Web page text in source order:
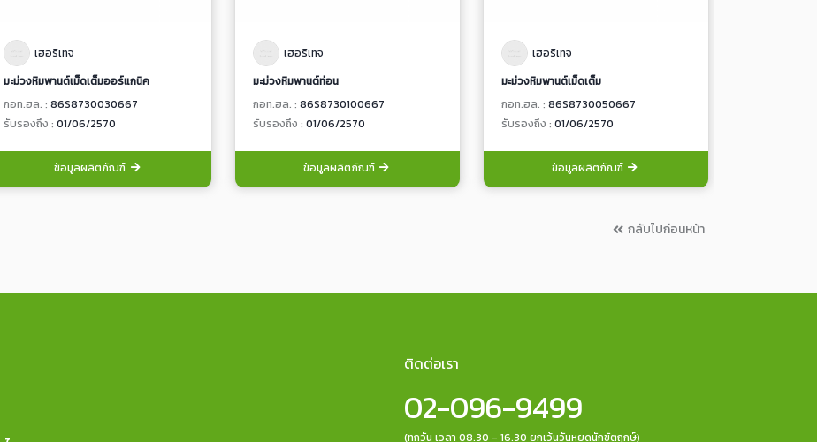
เฮอริเทจ
มะม่วงหิมพานต์เม็ดเต็มออร์แกนิค
กอท.ฮล. :86S8730030667
รับรองถึง :01/06/2570
ข้อมูลผลิตภัณฑ์
เฮอริเทจ
มะม่วงหิมพานต์ท่อน
กอท.ฮล. : 86S8730100667
รับรองถึง : 01/06/2570
ข้อมูลผลิตภัณฑ์
เฮอริเทจ
มะม่วงหิมพานต์เม็ดเต็ม
กอท.ฮล. : 86S8730050667
รับรองถึง : 01/06/2570
ข้อมูลผลิตภัณฑ์
กลับไปก่อนหน้า
ติดต่อเรา
02-096-9499
(ทุกวัน เวลา 08.30 - 16.30 ยกเว้นวันหยุดนักขัตฤกษ์)